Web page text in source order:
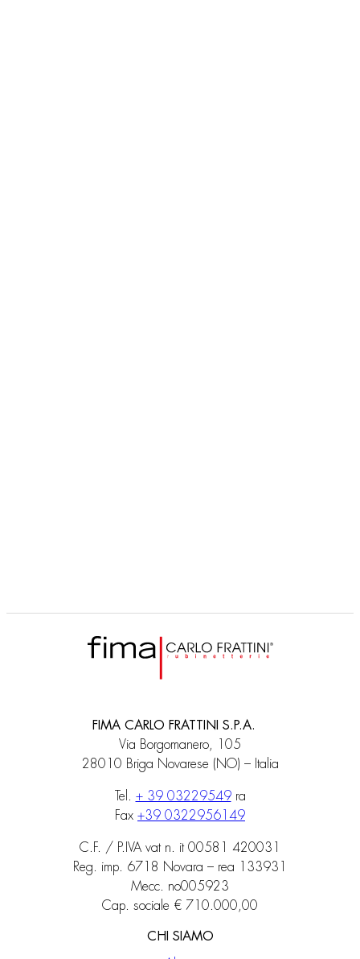
FIMA CARLO FRATTINI S.P.A.
Via Borgomanero, 105
28010 Briga Novarese (NO) – Italia
Tel. + 39 03229549ra
Fax +39 0322956149
C.F. / P.IVA vat n. it 00581 420031
Reg. imp. 6718 Novara – rea 133931
Mecc. no005923
Cap. sociale € 710.000,00
CHI SIAMO